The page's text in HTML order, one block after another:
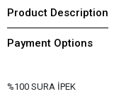
Product Description
Payment Options
%100 SURA İPEK